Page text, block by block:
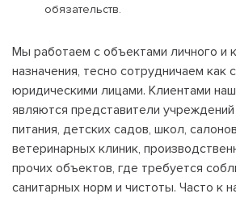
обязательств.
Мы работаем с объектами личного и
назначения, тесно сотрудничаем как
юридическими лицами. Клиентами
являются представители
питания, детских садов, школ,
ветеринарных клиник,
прочих объектов, где требуется
санитарных норм и чистоты. Часто к